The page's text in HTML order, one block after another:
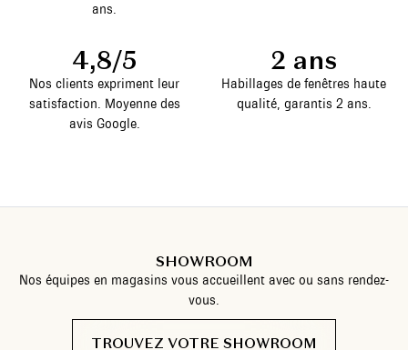
ans.
4,8/5
Nos clients expriment leur
satisfaction. Moyenne des
avis Google.
2 ans
Habillages de fenêtres haute
qualité, garantis 2 ans.
SHOWROOM
Nos équipes en magasins vous accueillent avec ou sans rendez-
vous.
TROUVEZ VOTRE SHOWROOM